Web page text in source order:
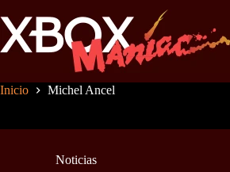
al
contenido
Inicio Michel Ancel
Noticias